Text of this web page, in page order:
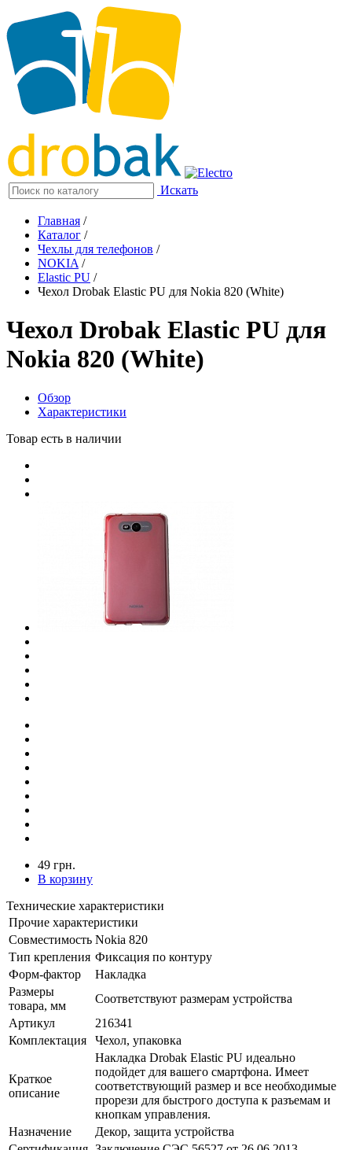
Искать
Главная /
Каталог /
Чехлы для телефонов /
NOKIA /
Elastic PU /
Чехол Drobak Elastic PU для Nokia 820 (White)
Чехол Drobak Elastic PU для
Nokia 820 (White)
Обзор
Характеристики
Товар есть в наличии
49 грн.
В корзину
Технические характеристики
Прочие характеристики
Совместимость Nokia 820
Тип крепления Фиксация по контуру
Форм-фактор
Накладка
Размеры
товара, мм
Соответствуют размерам устройства
Артикул
216341
Комплектация
Чехол, упаковка
Краткое
описание
Накладка Drobak Elastic PU идеально
подойдет для вашего смартфона. Имеет
соответствующий размер и все необходимые
прорези для быстрого доступа к разъемам и
кнопкам управления.
Назначение
Декор, защита устройства